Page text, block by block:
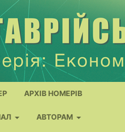
АРХІВ НОМЕРІВ
АВТОРАМ